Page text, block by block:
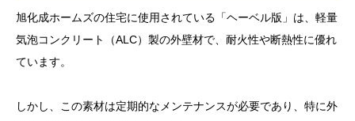
旭化成ホームズの住宅に使用されている「ヘーベル版」は、軽量
気泡コンクリート（ALC）製の外壁材で、耐火性や断熱性に優れ
ています。
しかし、この素材は定期的なメンテナンスが必要であり、特に外